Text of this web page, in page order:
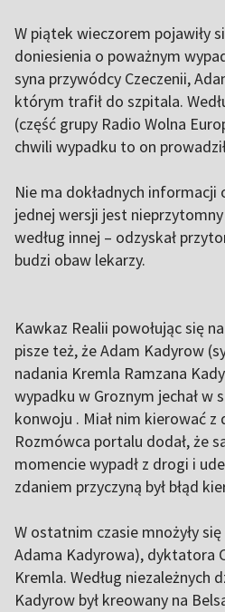
W piątek wieczorem pojawiły
doniesienia o poważnym
syna przywódcy Czeczenii,
którym trafił do szpitala.
(część grupy Radio Wolna
chwili wypadku to on
Nie ma dokładnych informacji
jednej wersji jest
według innej – odzyskał
budzi obaw lekarzy.
Kawkaz Realii powołując się
pisze też, że Adam Kadyrow
nadania Kremla Ramzana
wypadku w Groznym jechał w
konwoju . Miał nim kierować z
Rozmówca portalu dodał, że
momencie wypadł z drogi i
zdaniem przyczyną był błąd
W ostatnim czasie mnożyły
Adama Kadyrowa), dyktatora
Kremla. Według niezależnych
Kadyrow był kreowany na